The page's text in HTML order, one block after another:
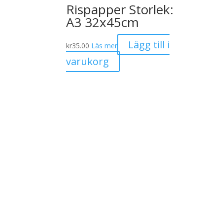
Rispapper Storlek:
A3 32x45cm
kr35.00 Läs mer
Lägg till i
varukorg